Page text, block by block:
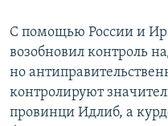
С помощью России и
возобновил контроль
но
контролируют
провинци Идлиб, а